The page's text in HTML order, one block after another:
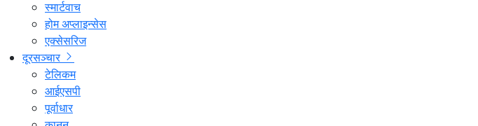
स्मार्टवाच
होम अप्लाइन्सेस
एक्सेसरिज
दूरसञ्चार
टेलिकम
आईएसपी
पूर्वाधार